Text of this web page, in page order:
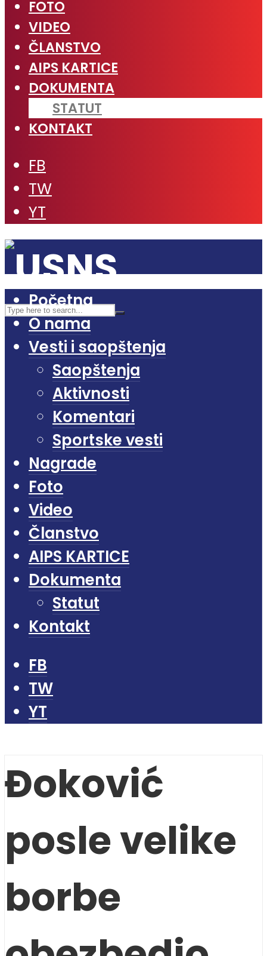
FOTO
VIDEO
ČLANSTVO
AIPS KARTICE
DOKUMENTA
STATUT
KONTAKT
FB
TW
YT
Početna
O nama
Vesti i saopštenja
Saopštenja
Aktivnosti
Komentari
Sportske vesti
Nagrade
Foto
Video
Članstvo
AIPS KARTICE
Dokumenta
Statut
Kontakt
FB
TW
YT
Đoković
posle velike
borbe